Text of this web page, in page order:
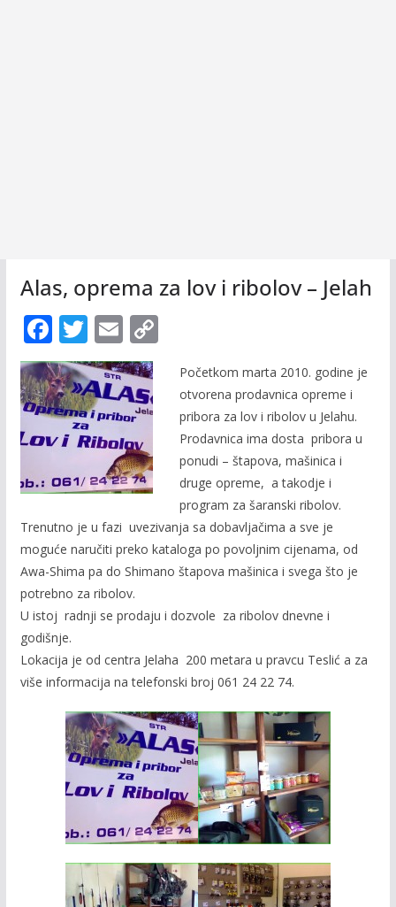
Alas, oprema za lov i ribolov – Jelah
F
ac
e
b
o
o
k
T
w
itt
er
E
m
ai
l
C
Početkom marta 2010. godine je
otvorena prodavnica opreme i
pribora za lov i ribolov u Jelahu.
Prodavnica ima dosta pribora u
ponudi – štapova, mašinica i
druge opreme, a takodje i
program za šaranski ribolov.
Trenutno je u fazi uvezivanja sa dobavljačima a sve je
moguće naručiti preko kataloga po povoljnim cijenama, od
Awa-Shima pa do Shimano štapova mašinica i svega što je
potrebno za ribolov.
U istoj radnji se prodaju i dozvole za ribolov dnevne i
godišnje.
Lokacija je od centra Jelaha 200 metara u pravcu Teslić a za
više informacija na telefonski broj 061 24 22 74.